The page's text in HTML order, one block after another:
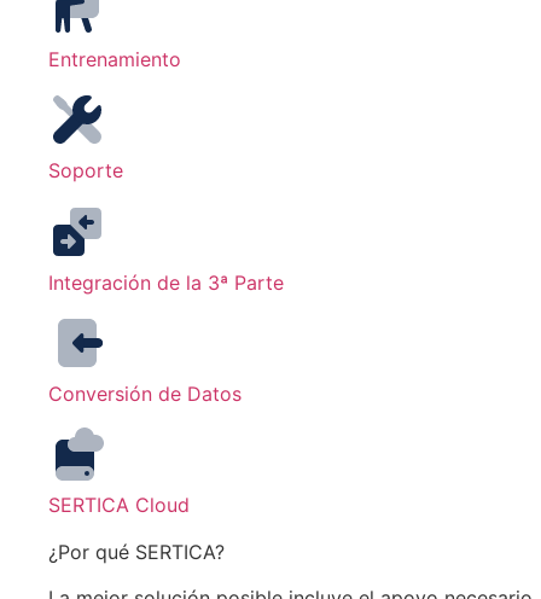
Entrenamiento
Soporte
Integración de la 3ª Parte
Conversión de Datos
SERTICA Cloud
¿Por qué SERTICA?